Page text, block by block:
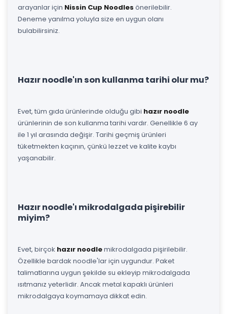
arayanlar için Nissin Cup Noodles önerilebilir.
Deneme yanılma yoluyla size en uygun olanı
bulabilirsiniz.
Hazır noodle'ın son kullanma tarihi olur mu?
Evet, tüm gıda ürünlerinde olduğu gibi hazır noodle
ürünlerinin de son kullanma tarihi vardır. Genellikle 6 ay
ile 1 yıl arasında değişir. Tarihi geçmiş ürünleri
tüketmekten kaçının, çünkü lezzet ve kalite kaybı
yaşanabilir.
Hazır noodle'ı mikrodalgada pişirebilir
miyim?
Evet, birçok hazır noodlemikrodalgada pişirilebilir.
Özellikle bardak noodle'lar için uygundur. Paket
talimatlarına uygun şekilde su ekleyip mikrodalgada
ısıtmanız yeterlidir. Ancak metal kapaklı ürünleri
mikrodalgaya koymamaya dikkat edin.